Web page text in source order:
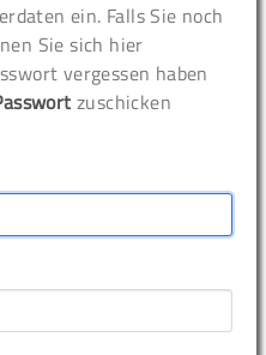
ein. Falls Sie noch
Sie sich hier
vergessen haben
zuschicken